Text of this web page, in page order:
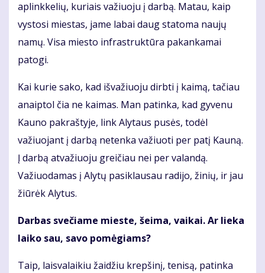
aplinkkelių, kuriais važiuoju į darbą. Matau, kaip
vystosi miestas, jame labai daug statoma naujų
namų. Visa miesto infrastruktūra pakankamai
patogi.
Kai kurie sako, kad išvažiuoju dirbti į kaimą, tačiau
anaiptol čia ne kaimas. Man patinka, kad gyvenu
Kauno pakraštyje, link Alytaus pusės, todėl
važiuojant į darbą netenka važiuoti per patį Kauną.
Į darbą atvažiuoju greičiau nei per valandą.
Važiuodamas į Alytų pasiklausau radijo, žinių, ir jau
žiūrėk Alytus.
Darbas svečiame mieste, šeima, vaikai. Ar lieka
laiko sau, savo pomėgiams?
Taip, laisvalaikiu žaidžiu krepšinį, tenisą, patinka